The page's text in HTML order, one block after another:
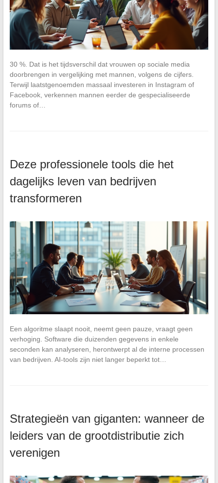
30 %. Dat is het tijdsverschil dat vrouwen op sociale media
doorbrengen in vergelijking met mannen, volgens de cijfers.
Terwijl laatstgenoemden massaal investeren in Instagram of
Facebook, verkennen mannen eerder de gespecialiseerde
forums of…
Deze professionele tools die het
dagelijks leven van bedrijven
transformeren
Een algoritme slaapt nooit, neemt geen pauze, vraagt geen
verhoging. Software die duizenden gegevens in enkele
seconden kan analyseren, herontwerpt al de interne processen
van bedrijven. AI-tools zijn niet langer beperkt tot…
Strategieën van giganten: wanneer de
leiders van de grootdistributie zich
verenigen